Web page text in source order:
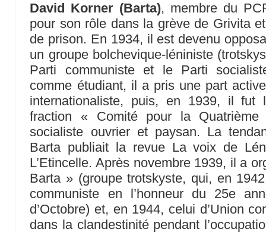
David Korner (Barta), membre du
pour son rôle dans la grève de Grivita
de prison. En 1934, il est devenu
un groupe bolchevique-léniniste
Parti communiste et le Parti
comme étudiant, il a pris une part
internationaliste, puis, en 1939, il fut
fraction « Comité pour la
socialiste ouvrier et paysan. La
Barta publiait la revue La voix de
L’Etincelle. Après novembre 1939, il a
Barta » (groupe trotskyste, qui, en
communiste en l’honneur du 25e
d’Octobre) et, en 1944, celui d’Union
dans la clandestinité pendant